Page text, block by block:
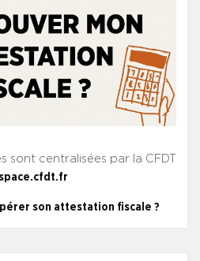
sont centralisées par la CFDT
son attestation fiscale ?